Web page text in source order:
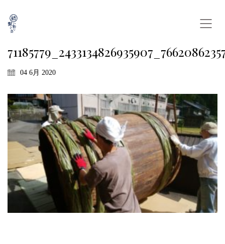
04 6月 2020